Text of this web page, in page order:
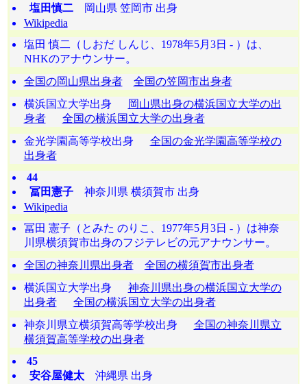
塩田慎二岡山県 笠岡市 出身
Wikipedia
塩田 慎二（しおだ しんじ、1978年5月3日 - ）は、
NHKのアナウンサー。
全国の岡山県出身者
全国の笠岡市出身者
横浜国立大学出身
岡山県出身の横浜国立大学の出
身者
全国の横浜国立大学の出身者
金光学園高等学校出身 全国の金光学園高等学校の
出身者
44
冨田憲子神奈川県 横須賀市 出身
Wikipedia
冨田 憲子（とみた のりこ、1977年5月3日 - ）は神奈
川県横須賀市出身のフジテレビの元アナウンサー。
全国の神奈川県出身者
全国の横須賀市出身者
横浜国立大学出身 神奈川県出身の横浜国立大学の
出身者
全国の横浜国立大学の出身者
神奈川県立横須賀高等学校出身 全国の神奈川県立
横須賀高等学校の出身者
45
安谷屋健太沖縄県 出身